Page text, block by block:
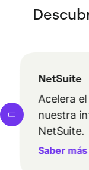
NetSuite
Acelera
nuestra
NetSuite.
Saber más